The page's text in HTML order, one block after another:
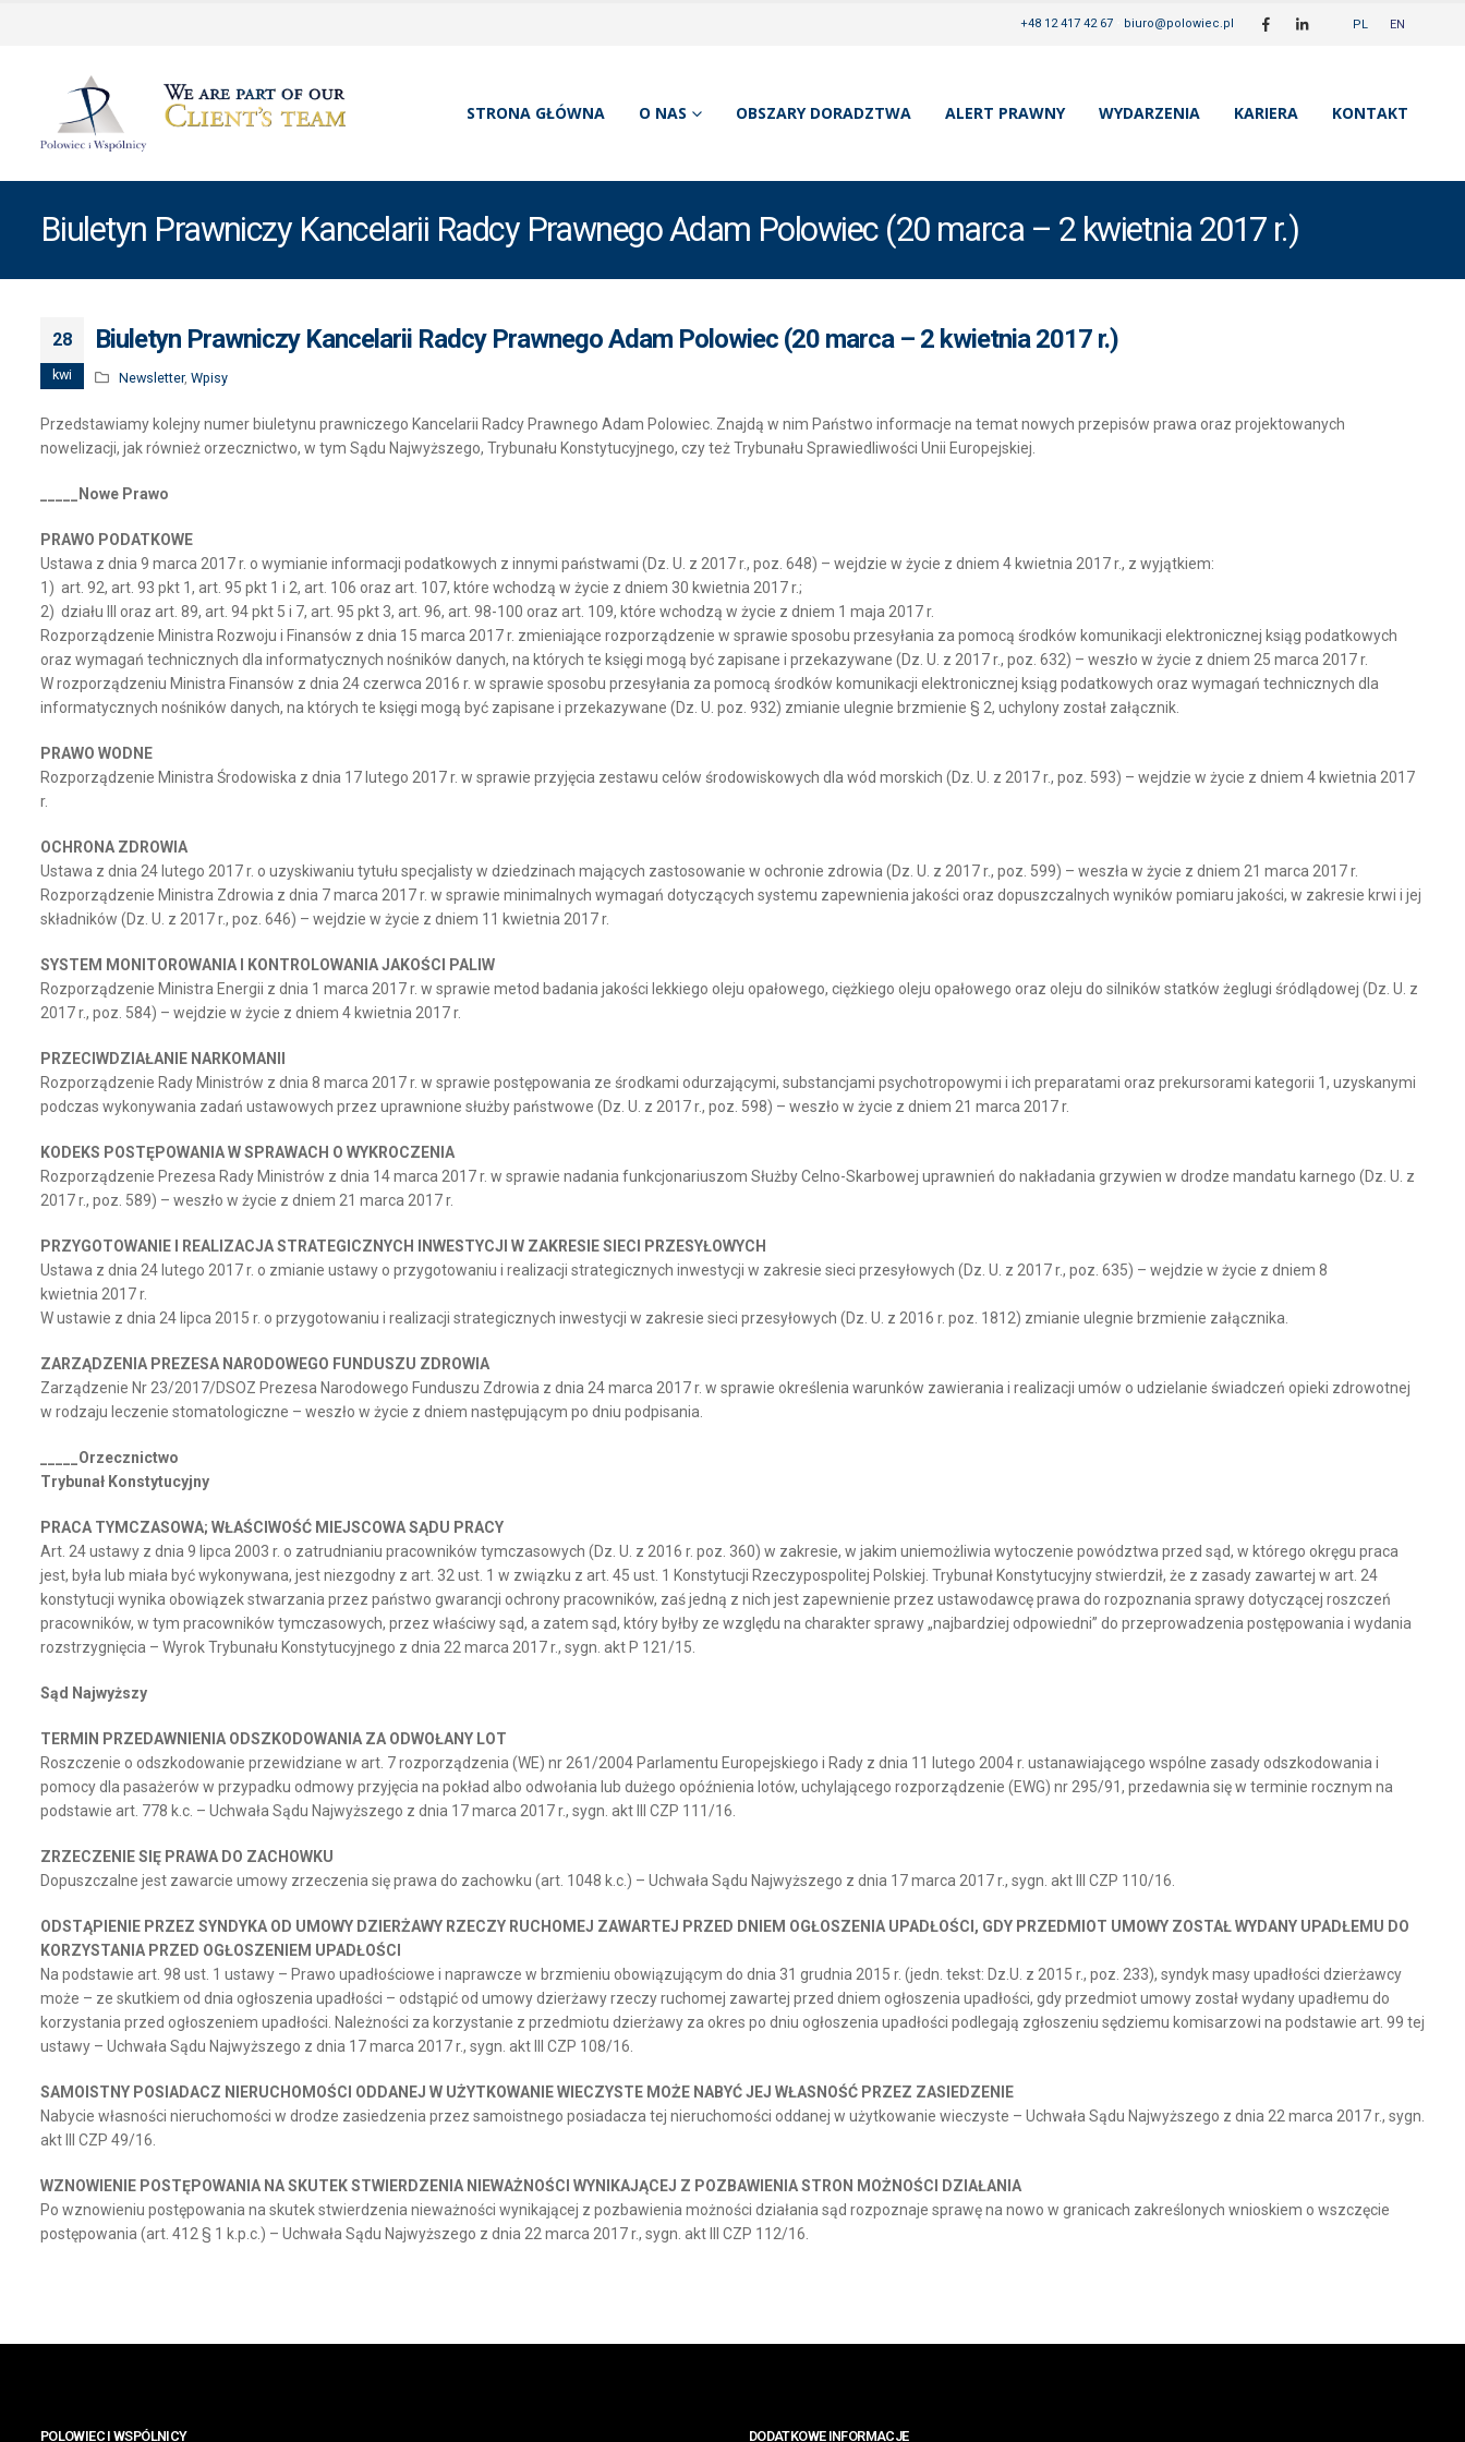
+48 12 417 42 67 biuro@polowiec.pl PL EN
STRONA GŁÓWNA O NAS OBSZARY DORADZTWA ALERT PRAWNY WYDARZENIA KARIERA KONTAKT
Biuletyn Prawniczy Kancelarii Radcy Prawnego Adam Polowiec (20 marca – 2 kwietnia 2017 r.)
28
kwi
Biuletyn Prawniczy Kancelarii Radcy Prawnego Adam Polowiec (20 marca – 2 kwietnia 2017 r.)
Newsletter, Wpisy
Przedstawiamy kolejny numer biuletynu prawniczego Kancelarii Radcy Prawnego Adam Polowiec. Znajdą w nim Państwo informacje na temat nowych przepisów prawa oraz projektowanych
nowelizacji, jak również orzecznictwo, w tym Sądu Najwyższego, Trybunału Konstytucyjnego, czy też Trybunału Sprawiedliwości Unii Europejskiej.
_____Nowe Prawo
PRAWO PODATKOWE
Ustawa z dnia 9 marca 2017 r. o wymianie informacji podatkowych z innymi państwami (Dz. U. z 2017 r., poz. 648) – wejdzie w życie z dniem 4 kwietnia 2017 r., z wyjątkiem:
1) art. 92, art. 93 pkt 1, art. 95 pkt 1 i 2, art. 106 oraz art. 107, które wchodzą w życie z dniem 30 kwietnia 2017 r.;
2) działu III oraz art. 89, art. 94 pkt 5 i 7, art. 95 pkt 3, art. 96, art. 98-100 oraz art. 109, które wchodzą w życie z dniem 1 maja 2017 r.
Rozporządzenie Ministra Rozwoju i Finansów z dnia 15 marca 2017 r. zmieniające rozporządzenie w sprawie sposobu przesyłania za pomocą środków komunikacji elektronicznej ksiąg podatkowych
oraz wymagań technicznych dla informatycznych nośników danych, na których te księgi mogą być zapisane i przekazywane (Dz. U. z 2017 r., poz. 632) – weszło w życie z dniem 25 marca 2017 r.
W rozporządzeniu Ministra Finansów z dnia 24 czerwca 2016 r. w sprawie sposobu przesyłania za pomocą środków komunikacji elektronicznej ksiąg podatkowych oraz wymagań technicznych dla
informatycznych nośników danych, na których te księgi mogą być zapisane i przekazywane (Dz. U. poz. 932) zmianie ulegnie brzmienie § 2, uchylony został załącznik.
PRAWO WODNE
Rozporządzenie Ministra Środowiska z dnia 17 lutego 2017 r. w sprawie przyjęcia zestawu celów środowiskowych dla wód morskich (Dz. U. z 2017 r., poz. 593) – wejdzie w życie z dniem 4 kwietnia 2017
r.
OCHRONA ZDROWIA
Ustawa z dnia 24 lutego 2017 r. o uzyskiwaniu tytułu specjalisty w dziedzinach mających zastosowanie w ochronie zdrowia (Dz. U. z 2017 r., poz. 599) – weszła w życie z dniem 21 marca 2017 r.
Rozporządzenie Ministra Zdrowia z dnia 7 marca 2017 r. w sprawie minimalnych wymagań dotyczących systemu zapewnienia jakości oraz dopuszczalnych wyników pomiaru jakości, w zakresie krwi i jej
składników (Dz. U. z 2017 r., poz. 646) – wejdzie w życie z dniem 11 kwietnia 2017 r.
SYSTEM MONITOROWANIA I KONTROLOWANIA JAKOŚCI PALIW
Rozporządzenie Ministra Energii z dnia 1 marca 2017 r. w sprawie metod badania jakości lekkiego oleju opałowego, ciężkiego oleju opałowego oraz oleju do silników statków żeglugi śródlądowej (Dz. U. z
2017 r., poz. 584) – wejdzie w życie z dniem 4 kwietnia 2017 r.
PRZECIWDZIAŁANIE NARKOMANII
Rozporządzenie Rady Ministrów z dnia 8 marca 2017 r. w sprawie postępowania ze środkami odurzającymi, substancjami psychotropowymi i ich preparatami oraz prekursorami kategorii 1, uzyskanymi
podczas wykonywania zadań ustawowych przez uprawnione służby państwowe (Dz. U. z 2017 r., poz. 598) – weszło w życie z dniem 21 marca 2017 r.
KODEKS POSTĘPOWANIA W SPRAWACH O WYKROCZENIA
Rozporządzenie Prezesa Rady Ministrów z dnia 14 marca 2017 r. w sprawie nadania funkcjonariuszom Służby Celno-Skarbowej uprawnień do nakładania grzywien w drodze mandatu karnego (Dz. U. z
2017 r., poz. 589) – weszło w życie z dniem 21 marca 2017 r.
PRZYGOTOWANIE I REALIZACJA STRATEGICZNYCH INWESTYCJI W ZAKRESIE SIECI PRZESYŁOWYCH
Ustawa z dnia 24 lutego 2017 r. o zmianie ustawy o przygotowaniu i realizacji strategicznych inwestycji w zakresie sieci przesyłowych (Dz. U. z 2017 r., poz. 635) – wejdzie w życie z dniem 8
kwietnia 2017 r.
W ustawie z dnia 24 lipca 2015 r. o przygotowaniu i realizacji strategicznych inwestycji w zakresie sieci przesyłowych (Dz. U. z 2016 r. poz. 1812) zmianie ulegnie brzmienie załącznika.
ZARZĄDZENIA PREZESA NARODOWEGO FUNDUSZU ZDROWIA
Zarządzenie Nr 23/2017/DSOZ Prezesa Narodowego Funduszu Zdrowia z dnia 24 marca 2017 r. w sprawie określenia warunków zawierania i realizacji umów o udzielanie świadczeń opieki zdrowotnej
w rodzaju leczenie stomatologiczne – weszło w życie z dniem następującym po dniu podpisania.
_____Orzecznictwo
Trybunał Konstytucyjny
PRACA TYMCZASOWA; WŁAŚCIWOŚĆ MIEJSCOWA SĄDU PRACY
Art. 24 ustawy z dnia 9 lipca 2003 r. o zatrudnianiu pracowników tymczasowych (Dz. U. z 2016 r. poz. 360) w zakresie, w jakim uniemożliwia wytoczenie powództwa przed sąd, w którego okręgu praca
jest, była lub miała być wykonywana, jest niezgodny z art. 32 ust. 1 w związku z art. 45 ust. 1 Konstytucji Rzeczypospolitej Polskiej. Trybunał Konstytucyjny stwierdził, że z zasady zawartej w art. 24
konstytucji wynika obowiązek stwarzania przez państwo gwarancji ochrony pracowników, zaś jedną z nich jest zapewnienie przez ustawodawcę prawa do rozpoznania sprawy dotyczącej roszczeń
pracowników, w tym pracowników tymczasowych, przez właściwy sąd, a zatem sąd, który byłby ze względu na charakter sprawy „najbardziej odpowiedni” do przeprowadzenia postępowania i wydania
rozstrzygnięcia – Wyrok Trybunału Konstytucyjnego z dnia 22 marca 2017 r., sygn. akt P 121/15.
Sąd Najwyższy
TERMIN PRZEDAWNIENIA ODSZKODOWANIA ZA ODWOŁANY LOT
Roszczenie o odszkodowanie przewidziane w art. 7 rozporządzenia (WE) nr 261/2004 Parlamentu Europejskiego i Rady z dnia 11 lutego 2004 r. ustanawiającego wspólne zasady odszkodowania i
pomocy dla pasażerów w przypadku odmowy przyjęcia na pokład albo odwołania lub dużego opóźnienia lotów, uchylającego rozporządzenie (EWG) nr 295/91, przedawnia się w terminie rocznym na
podstawie art. 778 k.c. – Uchwała Sądu Najwyższego z dnia 17 marca 2017 r., sygn. akt III CZP 111/16.
ZRZECZENIE SIĘ PRAWA DO ZACHOWKU
Dopuszczalne jest zawarcie umowy zrzeczenia się prawa do zachowku (art. 1048 k.c.) – Uchwała Sądu Najwyższego z dnia 17 marca 2017 r., sygn. akt III CZP 110/16.
ODSTĄPIENIE PRZEZ SYNDYKA OD UMOWY DZIERŻAWY RZECZY RUCHOMEJ ZAWARTEJ PRZED DNIEM OGŁOSZENIA UPADŁOŚCI, GDY PRZEDMIOT UMOWY ZOSTAŁ WYDANY UPADŁEMU DO
KORZYSTANIA PRZED OGŁOSZENIEM UPADŁOŚCI
Na podstawie art. 98 ust. 1 ustawy – Prawo upadłościowe i naprawcze w brzmieniu obowiązującym do dnia 31 grudnia 2015 r. (jedn. tekst: Dz.U. z 2015 r., poz. 233), syndyk masy upadłości dzierżawcy
może – ze skutkiem od dnia ogłoszenia upadłości – odstąpić od umowy dzierżawy rzeczy ruchomej zawartej przed dniem ogłoszenia upadłości, gdy przedmiot umowy został wydany upadłemu do
korzystania przed ogłoszeniem upadłości. Należności za korzystanie z przedmiotu dzierżawy za okres po dniu ogłoszenia upadłości podlegają zgłoszeniu sędziemu komisarzowi na podstawie art. 99 tej
ustawy – Uchwała Sądu Najwyższego z dnia 17 marca 2017 r., sygn. akt III CZP 108/16.
SAMOISTNY POSIADACZ NIERUCHOMOŚCI ODDANEJ W UŻYTKOWANIE WIECZYSTE MOŻE NABYĆ JEJ WŁASNOŚĆ PRZEZ ZASIEDZENIE
Nabycie własności nieruchomości w drodze zasiedzenia przez samoistnego posiadacza tej nieruchomości oddanej w użytkowanie wieczyste – Uchwała Sądu Najwyższego z dnia 22 marca 2017 r., sygn.
akt III CZP 49/16.
WZNOWIENIE POSTĘPOWANIA NA SKUTEK STWIERDZENIA NIEWAŻNOŚCI WYNIKAJĄCEJ Z POZBAWIENIA STRON MOŻNOŚCI DZIAŁANIA
Po wznowieniu postępowania na skutek stwierdzenia nieważności wynikającej z pozbawienia możności działania sąd rozpoznaje sprawę na nowo w granicach zakreślonych wnioskiem o wszczęcie
postępowania (art. 412 § 1 k.p.c.) – Uchwała Sądu Najwyższego z dnia 22 marca 2017 r., sygn. akt III CZP 112/16.
POLOWIEC I WSPÓLNICY DODATKOWE INFORMACJE